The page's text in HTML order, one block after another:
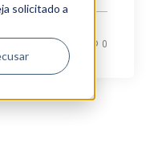
solicitado a
0